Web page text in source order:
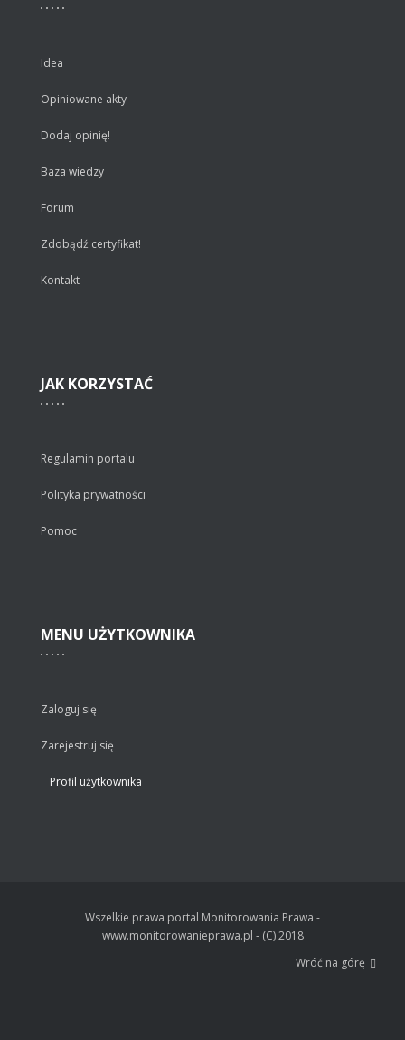
Idea
Opiniowane akty
Dodaj opinię!
Baza wiedzy
Forum
Zdobądź certyfikat!
Kontakt
JAK KORZYSTAĆ
Regulamin portalu
Polityka prywatności
Pomoc
MENU UŻYTKOWNIKA
Zaloguj się
Zarejestruj się
Profil użytkownika
Wszelkie prawa portal Monitorowania Prawa -
www.monitorowanieprawa.pl - (C) 2018
Wróć na górę